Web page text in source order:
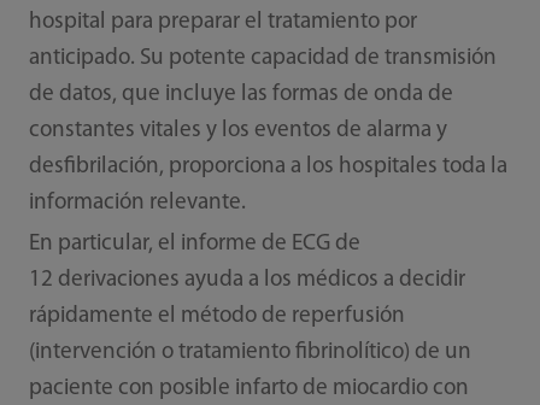
hospital para preparar el tratamiento por
anticipado. Su potente capacidad de transmisión
de datos, que incluye las formas de onda de
constantes vitales y los eventos de alarma y
desfibrilación, proporciona a los hospitales toda la
información relevante.
En particular, el informe de ECG de
12 derivaciones ayuda a los médicos a decidir
rápidamente el método de reperfusión
(intervención o tratamiento fibrinolítico) de un
paciente con posible infarto de miocardio con